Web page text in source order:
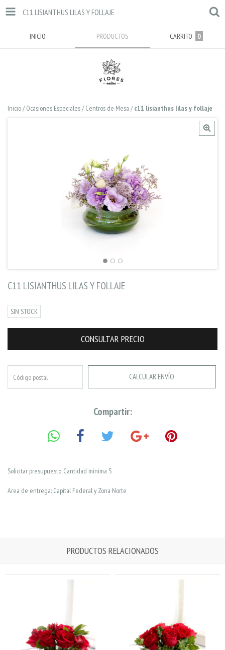
C11 LISIANTHUS LILAS Y FOLLAJE
INICIO PRODUCTOS CARRITO 0
Inicio/ Ocasiones Especiales/ Centros de Mesa / c11 lisianthus lilas y follaje
C11 LISIANTHUS LILAS Y FOLLAJE
SIN STOCK
CALCULAR ENVÍO
Compartir:
Solicitar presupuesto. Cantidad minima 5
Area de entrega: Capital Federal y Zona Norte
PRODUCTOS RELACIONADOS